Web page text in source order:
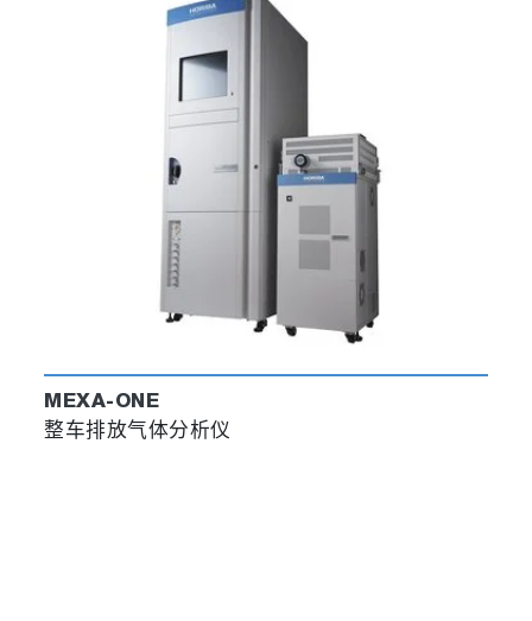
MEXA-ONE
整车排放气体分析仪